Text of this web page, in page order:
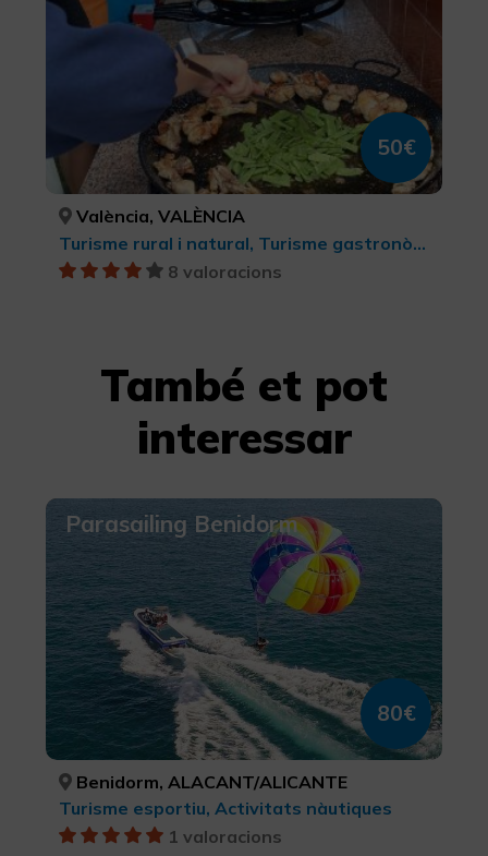
50€
València, VALÈNCIA
Turisme rural i natural, Turisme gastronòmic, Turisme cultural, Parcs Naturals
8 valoracions
També et pot
interessar
Parasailing Benidorm
80€
Benidorm, ALACANT/ALICANTE
Turisme esportiu, Activitats nàutiques
1 valoracions